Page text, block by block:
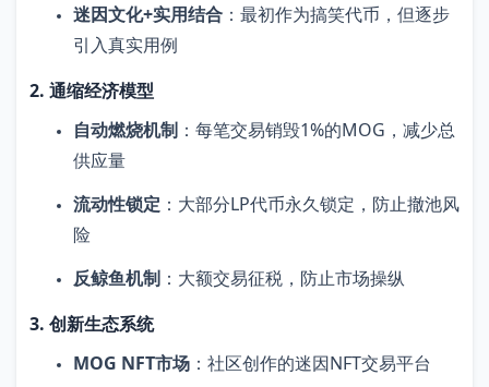
迷因文化+实用结合 ：最初作为搞笑代币，但逐步
引入真实用例
2. 通缩经济模型
自动燃烧机制 ：每笔交易销毁1%的MOG，减少总
供应量
流动性锁定 ：大部分LP代币永久锁定，防止撤池风
险
反鲸鱼机制 ：大额交易征税，防止市场操纵
3. 创新生态系统
MOG NFT市场 ：社区创作的迷因NFT交易平台